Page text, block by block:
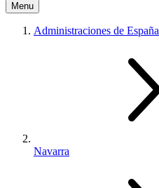
Menu
Administraciones de España
Navarra